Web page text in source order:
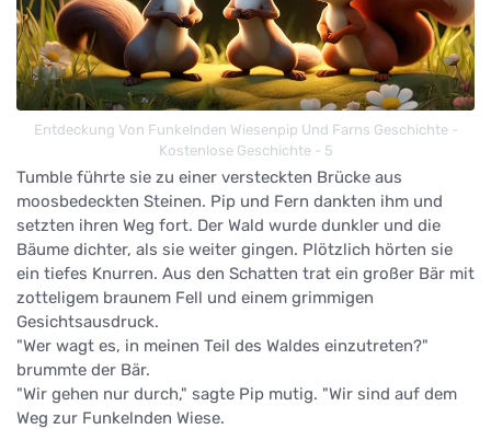
Entdeckung Von Funkelnden Wiesenpip Und Farns Geschichte -
Kostenlose Geschichte - 5
Tumble führte sie zu einer versteckten Brücke aus
moosbedeckten Steinen. Pip und Fern dankten ihm und
setzten ihren Weg fort. Der Wald wurde dunkler und die
Bäume dichter, als sie weiter gingen. Plötzlich hörten sie
ein tiefes Knurren. Aus den Schatten trat ein großer Bär mit
zotteligem braunem Fell und einem grimmigen
Gesichtsausdruck.
"Wer wagt es, in meinen Teil des Waldes einzutreten?"
brummte der Bär.
"Wir gehen nur durch," sagte Pip mutig. "Wir sind auf dem
Weg zur Funkelnden Wiese.